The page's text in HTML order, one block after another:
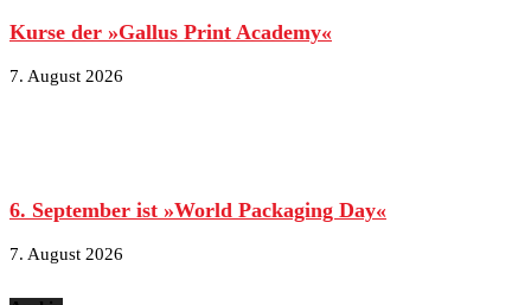
Kurse der »Gallus Print Academy«
7. August 2026
6. September ist »World Packaging Day«
7. August 2026